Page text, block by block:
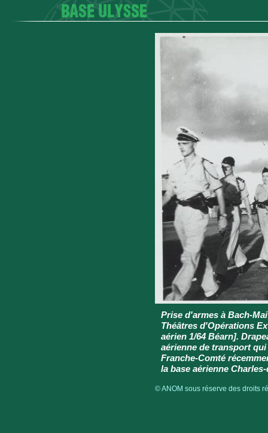
Prise d'armes à Bach-
Théâtres d'Opérations
aérien 1/64 Béarn].
aérienne de transport qui
Franche-Comté
la base aérienne
© ANOM sous réserve des droits